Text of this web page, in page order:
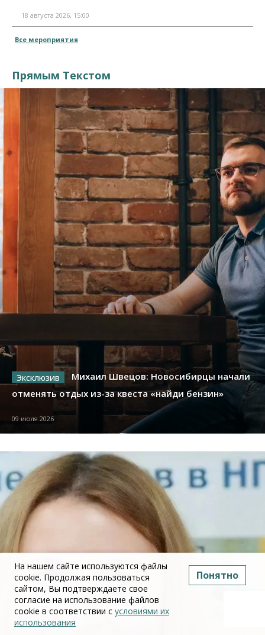
18 августа 2026, 15:00
Все мероприятия
Прямым Текстом
Михаил Швецов: Новосибирцы начали
отменять отдых из-за квеста «найди бензин»
09 июля 2026
На нашем сайте используются файлы
cookie. Продолжая пользоваться
сайтом, Вы подтверждаете свое
согласие на использование файлов
cookie в соответствии с условиями их
использования
Понятно